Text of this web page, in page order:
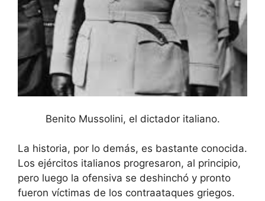
Benito Mussolini, el dictador italiano.
La historia, por lo demás, es bastante conocida.
Los ejércitos italianos progresaron, al principio,
pero luego la ofensiva se deshinchó y pronto
fueron víctimas de los contraataques griegos.